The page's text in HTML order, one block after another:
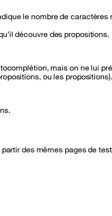
le nombre de caractères
découvre des propositions.
mais on ne lui
ou les propositions).
des mêmes pages de